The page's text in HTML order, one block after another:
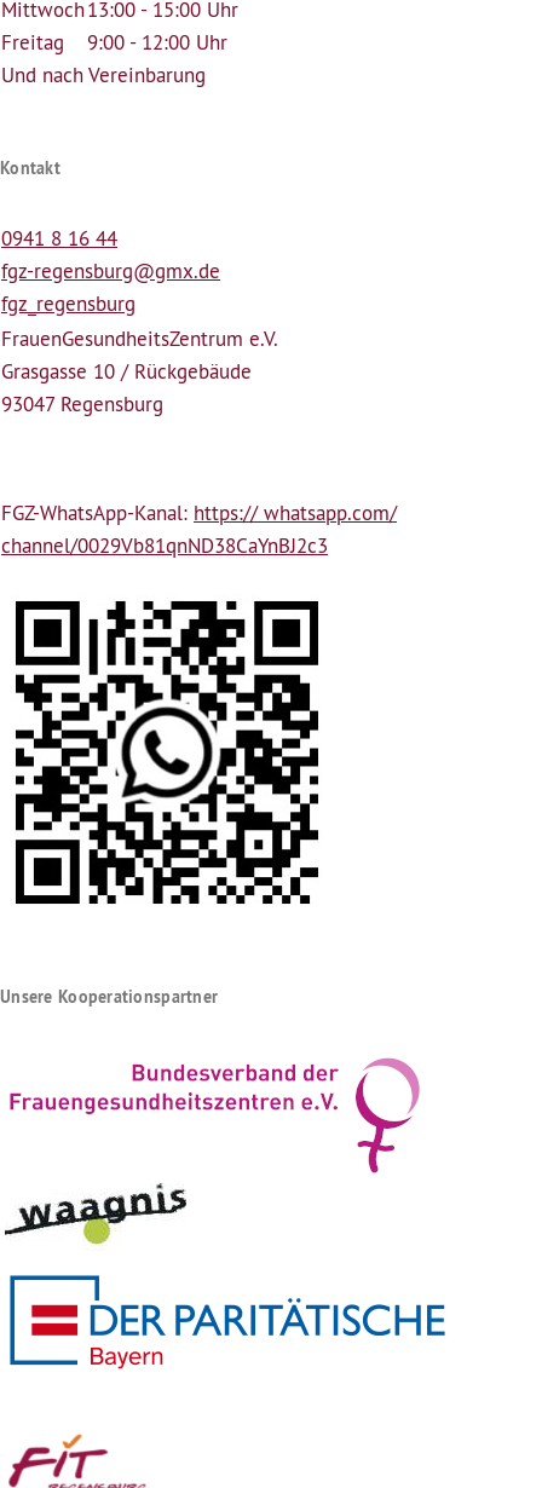
Mittwoch13:00 - 15:00 Uhr
Freitag
9:00 - 12:00 Uhr
Und nach Vereinbarung
Kontakt
0941 8 16 44
fgz-regensburg@gmx.de
fgz_regensburg
Frauen­Gesundheits­Zentrum e.V.
Grasgasse 10 / Rückgebäude
93047 Regensburg
FGZ-WhatsApp-Kanal: https:// whatsapp.com/
channel/0029Vb81qnND38CaYnBJ2c3
Unsere Kooperationspartner